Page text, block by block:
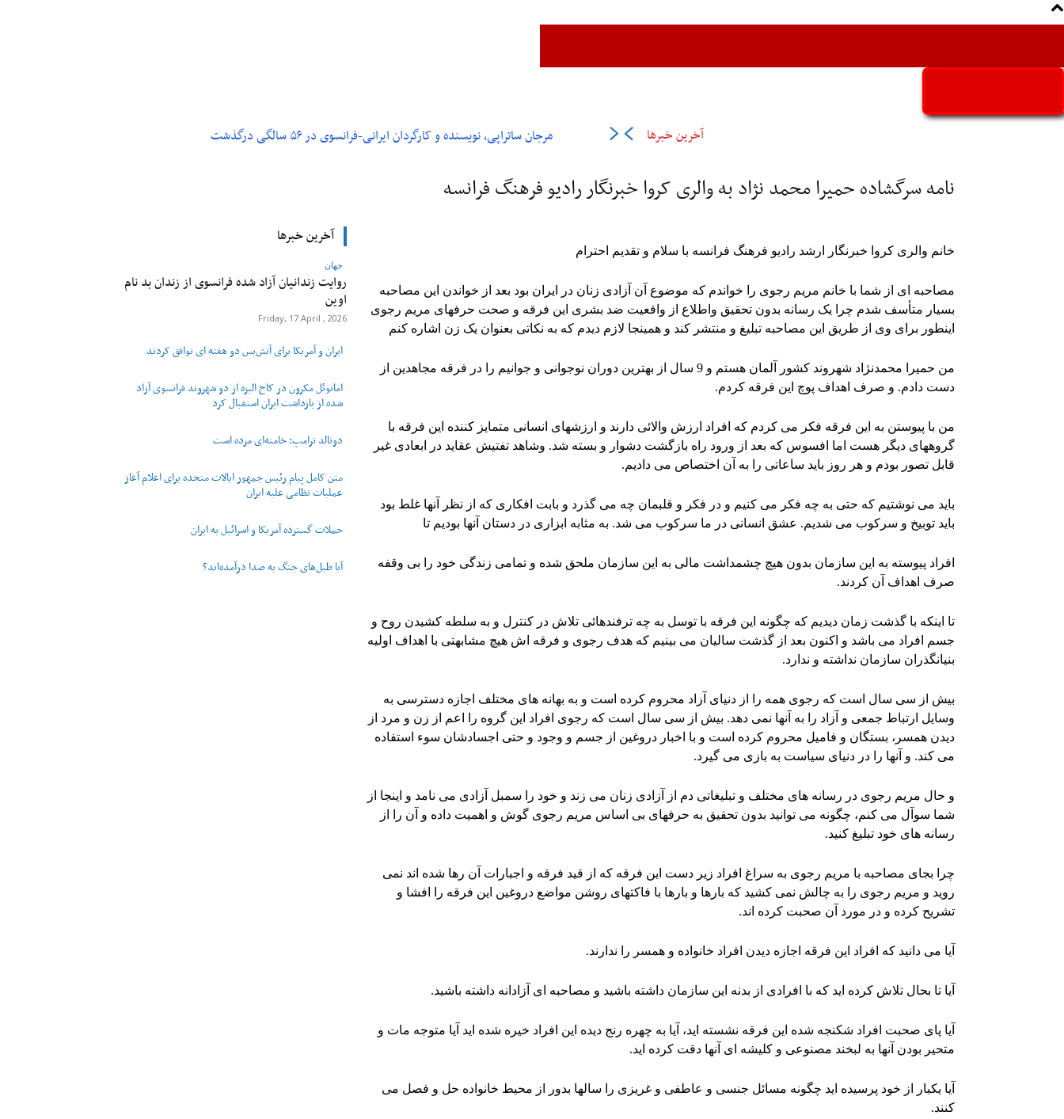
آخرین خبرها مرجان ساتراپی، نویسنده و کارگردان ایرانی-فرانسوی در ۵۶ سالگی درگذشت
نامه سرگشاده حمیرا محمد نژاد به والری کروا خبرنگار رادیو فرهنگ فرانسه
خانم والری کروا خبرنگار ارشد رادیو فرهنگ فرانسه با سلام و تقدیم احترام
مصاحبه ای از شما با خانم مریم رجوی را خواندم که موضوع آن آزادی زنان در ایران بود بعد از خواندن این مصاحبه
بسیار متأسف شدم چرا یک رسانه بدون تحقیق واطلاع از واقعیت ضد بشری این فرقه و صحت حرفهای مریم رجوی
اینطور برای وی از طریق این مصاحبه تبلیغ و منتشر کند و همینجا لازم دیدم که به نکاتی بعنوان یک زن اشاره کنم
من حمیرا محمدنژاد شهروند کشور آلمان هستم و 9 سال از بهترین دوران نوجوانی و جوانیم را در فرقه مجاهدین از
دست دادم. و صرف اهداف پوچ این فرقه کردم.
من با پیوستن به این فرقه فکر می کردم که افراد ارزش والائی دارند و ارزشهای انسانی متمایز کننده این فرقه با
گروههای دیگر هست اما افسوس که بعد از ورود راه بازگشت دشوار و بسته شد. وشاهد تفتیش عقاید در ابعادی غیر
قابل تصور بودم و هر روز باید ساعاتی را به آن اختصاص می دادیم.
باید می نوشتیم که حتی به چه فکر می کنیم و در فکر و قلبمان چه می گذرد و بابت افکاری که از نظر آنها غلط بود
باید توبیخ و سرکوب می شدیم. عشق انسانی در ما سرکوب می شد. به مثابه ابزاری در دستان آنها بودیم تا
افراد پیوسته به این سازمان بدون هیچ چشمداشت مالی به این سازمان ملحق شده و تمامی زندگی خود را بی وقفه
صرف اهداف آن کردند.
تا اینکه با گذشت زمان دیدیم که چگونه این فرقه با توسل به چه ترفندهائی تلاش در کنترل و به سلطه کشیدن روح و
جسم افراد می باشد و اکنون بعد از گذشت سالیان می بینیم که هدف رجوی و فرقه اش هیچ مشابهتی با اهداف اولیه
بنیانگذران سازمان نداشته و ندارد.
بیش از سی سال است که رجوی همه را از دنیای آزاد محروم کرده است و به بهانه های مختلف اجازه دسترسی به
وسایل ارتباط جمعی و آزاد را به آنها نمی دهد. بیش از سی سال است که رجوی افراد این گروه را اعم از زن و مرد از
دیدن همسر، بستگان و فامیل محروم کرده است و با اخبار دروغین از جسم و وجود و حتی اجسادشان سوء استفاده
می کند. و آنها را در دنیای سیاست به بازی می گیرد.
و حال مریم رجوی در رسانه های مختلف و تبلیغاتی دم از آزادی زنان می زند و خود را سمبل آزادی می نامد و اینجا از
شما سوآل می کنم، چگونه می توانید بدون تحقیق به حرفهای بی اساس مریم رجوی گوش و اهمیت داده و آن را از
رسانه های خود تبلیغ کنید.
چرا بجای مصاحبه با مریم رجوی به سراغ افراد زیر دست این فرقه که از قید فرقه و اجبارات آن رها شده اند نمی
روید و مریم رجوی را به چالش نمی کشید که بارها و بارها با فاکتهای روشن مواضع دروغین این فرقه را افشا و
تشریح کرده و در مورد آن صحبت کرده اند.
آیا می دانید که افراد این فرقه اجازه دیدن افراد خانواده و همسر را ندارند.
آیا تا بحال تلاش کرده اید که با افرادی از بدنه این سازمان داشته باشید و مصاحبه ای آزادانه داشته باشید.
آیا پای صحبت افراد شکنجه شده این فرقه نشسته اید، آیا به چهره رنج دیده این افراد خیره شده اید آیا متوجه مات و
متحیر بودن آنها به لبخند مصنوعی و کلیشه ای آنها دقت کرده اید.
آیا یکبار از خود پرسیده اید چگونه مسائل جنسی و عاطفی و غریزی را سالها بدور از محیط خانواده حل و فصل می
کنند.
آخرین خبرها
جهان
روایت زندانیان آزاد شده فرانسوی از زندان ‌بد نام
اوین
Friday, 17 April , 2026
ایران و آمریکا برای آتش‌بس دو هفته‌ ای توافق کردند
امانوئل مکرون در کاخ الیزه از دو شهروند فرانسوی آزاد
شده از بازداشت ایران استقبال کرد
دونالد ترامپ: خامنه‌ای مرده است
متن کامل پیام رئیس جمهور ایالات متحده برای اعلام آغاز
عملیات نظامی علیه ایران
حملات گسترده آمریکا و اسرائیل به ایران
آیا طبل‌های جنگ به صدا درآمده‌اند؟